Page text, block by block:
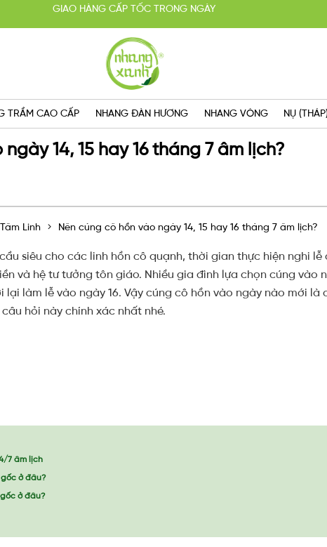
HOÀN TIỀN 100% KHI SẢN PHẨM KHÔNG ĐÚNG CAM KẾT
MÃI MUA 2 TẶNG 1, MIỄN PHÍ GIAO HÀNG SG VỚI HÓA ĐƠN TRÊN 300K
GIAO HÀNG CẤP TỐC TRONG NGÀY
TRẦM CAO CẤP NHANG ĐÀN HƯƠNG NHANG VÒNG NỤ
14, 15 hay 16 tháng 7 âm lịch?
Linh Nên cúng cô hồn vào ngày 14, 15 hay 16 tháng 7 âm lịch?
siêu cho các linh hồn cô quạnh, thời gian thực hiện nghi lễ
và hệ tư tưởng tôn giáo. Nhiều gia đình lựa chọn cúng vào
lại làm lễ vào ngày 16. Vậy cúng cô hồn vào ngày nào mới là
hỏi này chính xác nhất nhé.
7 âm lịch
ở đâu?
ở đâu?